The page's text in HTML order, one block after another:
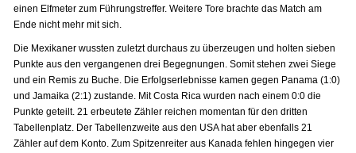
einen Elfmeter zum Führungstreffer. Weitere Tore brachte das Match am
Ende nicht mehr mit sich.
Die Mexikaner wussten zuletzt durchaus zu überzeugen und holten sieben
Punkte aus den vergangenen drei Begegnungen. Somit stehen zwei Siege
und ein Remis zu Buche. Die Erfolgserlebnisse kamen gegen Panama (1:0)
und Jamaika (2:1) zustande. Mit Costa Rica wurden nach einem 0:0 die
Punkte geteilt. 21 erbeutete Zähler reichen momentan für den dritten
Tabellenplatz. Der Tabellenzweite aus den USA hat aber ebenfalls 21
Zähler auf dem Konto. Zum Spitzenreiter aus Kanada fehlen hingegen vier